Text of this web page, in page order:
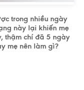
trong nhiều ngày
này lại khiến mẹ
thậm chí đã 5 ngày
mẹ nên làm gì?